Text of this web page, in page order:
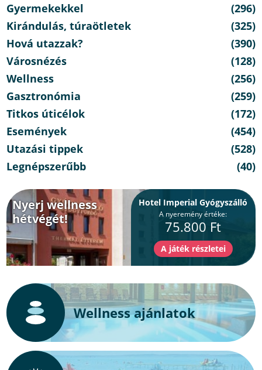
Gyermekekkel
(296)
Kirándulás, túraötletek
(325)
Hová utazzak?
(390)
Városnézés
(128)
Wellness
(256)
Gasztronómia
(259)
Titkos úticélok
(172)
Események
(454)
Utazási tippek
(528)
Legnépszerűbb
(40)
Nyerj wellness
hétvégét!
Hotel Imperial Gyógyszálló
A nyeremény értéke:
75.800 Ft
Wellness ajánlatok